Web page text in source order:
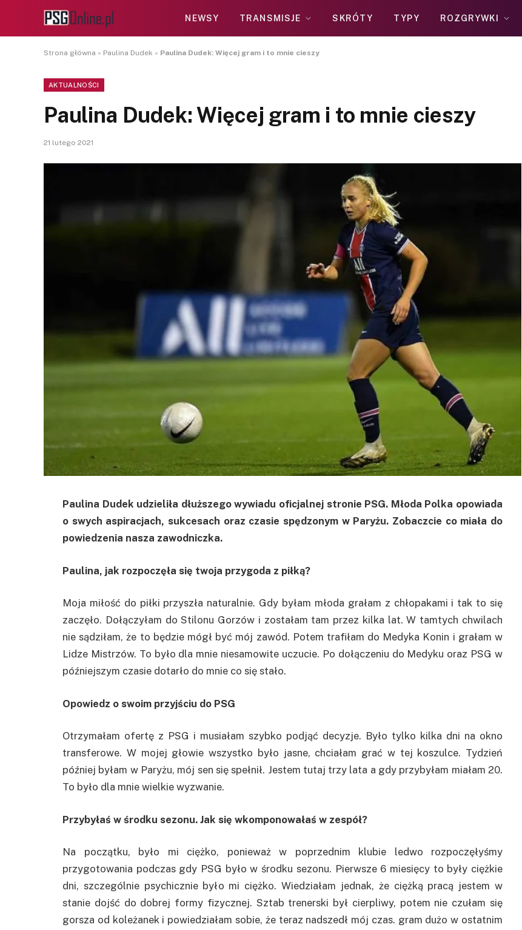
NEWSY TRANSMISJE SKRÓTY TYPY ROZGRYWKI
Strona główna » Paulina Dudek » Paulina Dudek: Więcej gram i to mnie cieszy
AKTUALNOŚCI
Paulina Dudek: Więcej gram i to mnie cieszy
21 lutego 2021
Paulina Dudek udzieliła dłuższego wywiadu oficjalnej stronie PSG. Młoda Polka opowiada
o swych aspiracjach, sukcesach oraz czasie spędzonym w Paryżu. Zobaczcie co miała do
powiedzenia nasza zawodniczka.
Paulina, jak rozpoczęła się twoja przygoda z piłką?
Moja miłość do piłki przyszła naturalnie. Gdy byłam młoda grałam z chłopakami i tak to się
zaczęło. Dołączyłam do Stilonu Gorzów i zostałam tam przez kilka lat. W tamtych chwilach
nie sądziłam, że to będzie mógł być mój zawód. Potem trafiłam do Medyka Konin i grałam w
Lidze Mistrzów. To było dla mnie niesamowite uczucie. Po dołączeniu do Medyku oraz PSG w
późniejszym czasie dotarło do mnie co się stało.
Opowiedz o swoim przyjściu do PSG
Otrzymałam ofertę z PSG i musiałam szybko podjąć decyzje. Było tylko kilka dni na okno
transferowe. W mojej głowie wszystko było jasne, chciałam grać w tej koszulce. Tydzień
później byłam w Paryżu, mój sen się spełnił. Jestem tutaj trzy lata a gdy przybyłam miałam 20.
To było dla mnie wielkie wyzwanie.
Przybyłaś w środku sezonu. Jak się wkomponowałaś w zespół?
Na początku, było mi ciężko, ponieważ w poprzednim klubie ledwo rozpoczęłyśmy
przygotowania podczas gdy PSG było w środku sezonu. Pierwsze 6 miesięcy to były ciężkie
dni, szczególnie psychicznie było mi ciężko. Wiedziałam jednak, że ciężką pracą jestem w
stanie dojść do dobrej formy fizycznej. Sztab trenerski był cierpliwy, potem nie czułam się
gorsza od koleżanek i powiedziałam sobie, że teraz nadszedł mój czas. gram dużo w ostatnim